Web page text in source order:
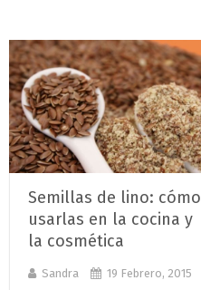
Semillas de lino: cómo
usarlas en la cocina y
la cosmética
Sandra 19 Febrero, 2015